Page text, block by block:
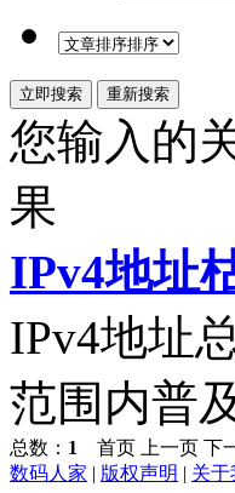
您输入的
果
IPv4地址
IPv4地址
范围内普
总数： 1 首页 上一页 下
数码人家 | 版权声明 | 关于